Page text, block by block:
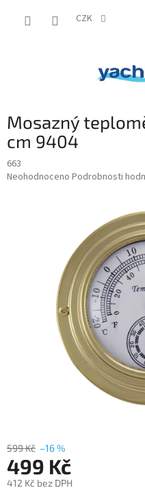
CZK
Mosazný
cm 9404
663
Průměrné
Neohodnoceno Podrobnosti
599 Kč –16 %
499 Kč
412 Kč bez DPH